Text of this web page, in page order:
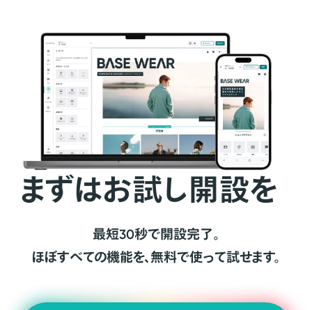
まずはお試し開設を
最短30秒で開設完了。
ほぼすべての機能を、無料で使って試せます。